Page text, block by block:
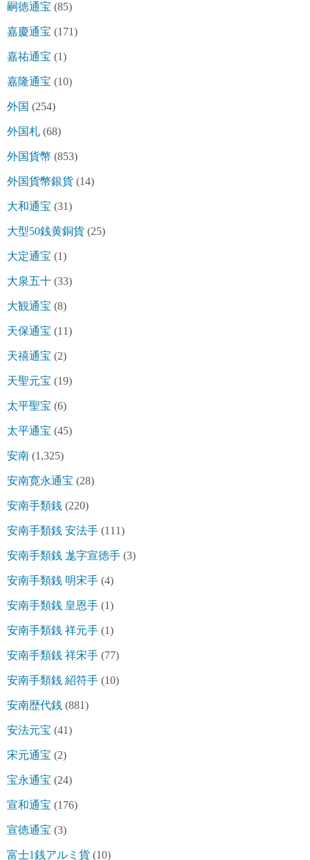
嗣徳通宝 (85)
嘉慶通宝 (171)
嘉祐通宝 (1)
嘉隆通宝 (10)
外国 (254)
外国札 (68)
外国貨幣 (853)
外国貨幣銀貨 (14)
大和通宝 (31)
大型50銭黄銅貨 (25)
大定通宝 (1)
大泉五十 (33)
大観通宝 (8)
天保通宝 (11)
天禧通宝 (2)
天聖元宝 (19)
太平聖宝 (6)
太平通宝 (45)
安南 (1,325)
安南寛永通宝 (28)
安南手類銭 (220)
安南手類銭 安法手 (111)
安南手類銭 尨字宣徳手 (3)
安南手類銭 明宋手 (4)
安南手類銭 皇恩手 (1)
安南手類銭 祥元手 (1)
安南手類銭 祥宋手 (77)
安南手類銭 紹符手 (10)
安南歴代銭 (881)
安法元宝 (41)
宋元通宝 (2)
宝永通宝 (24)
宣和通宝 (176)
宣徳通宝 (3)
富士1銭アルミ貨 (10)